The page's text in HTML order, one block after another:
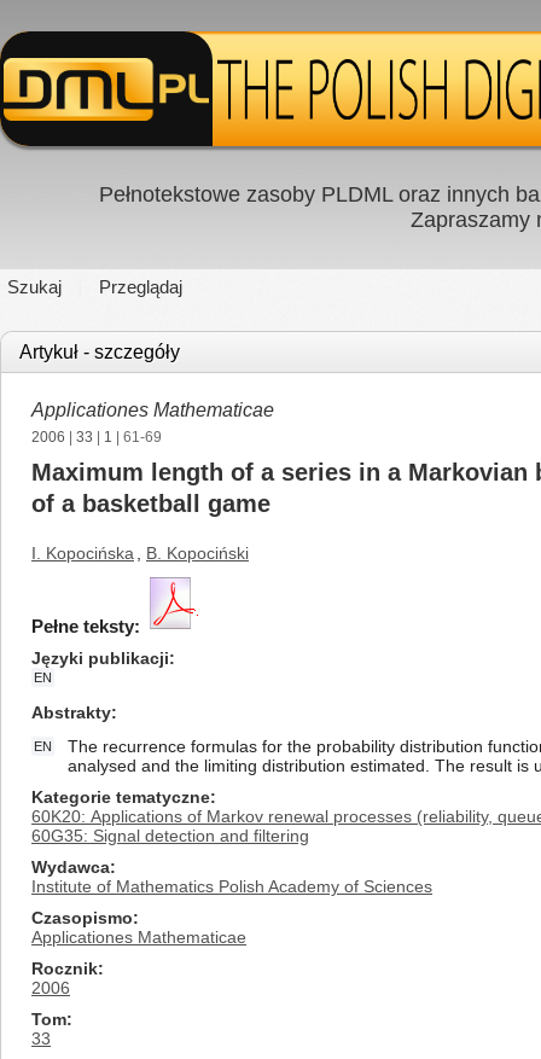
Pełnotekstowe zasoby PLDML oraz innych
Zapraszamy
Szukaj Przeglądaj
Artykuł - szczegóły
Applicationes Mathematicae
2006 33 1 | 61-69
Maximum length of a series in a
of a basketball game
I. Kopocińska B. Kopociński
Pełne teksty:
Języki publikacji
EN
Abstrakty
EN
The recurrence formulas for the probability distribution
analysed and the limiting distribution estimated. The result
Kategorie tematyczne
60K20: Applications of Markov renewal processes (reliability,
60G35: Signal detection and filtering
Wydawca
Institute of Mathematics Polish Academy of Sciences
Czasopismo
Applicationes Mathematicae
Rocznik
2006
Tom
33